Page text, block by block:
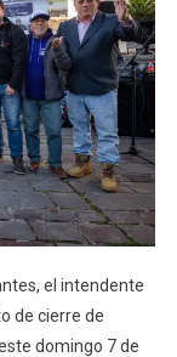
el intendente
de cierre de
domingo 7 de